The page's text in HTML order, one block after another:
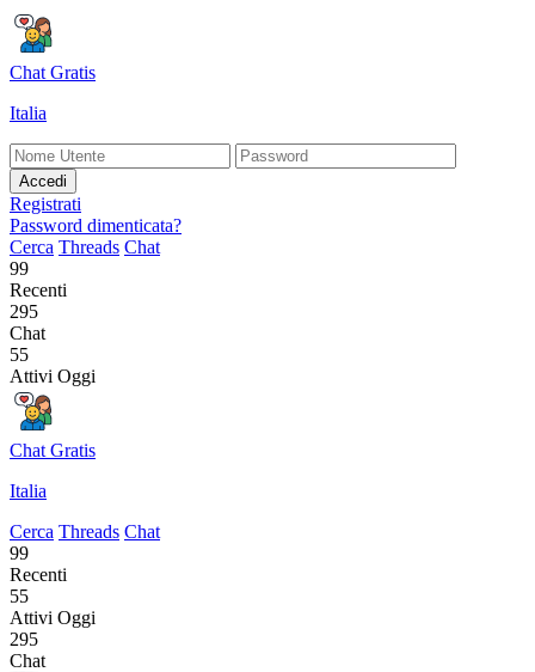
Chat Gratis
Italia
Accedi
Registrati
Password dimenticata?
Cerca Threads Chat
99
Recenti
295
Chat
55
Attivi Oggi
Chat Gratis
Italia
Cerca Threads Chat
99
Recenti
55
Attivi Oggi
295
Chat